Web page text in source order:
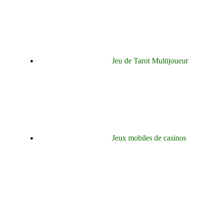
Jeu de Tarot Multijoueur
Jeux mobiles de casinos